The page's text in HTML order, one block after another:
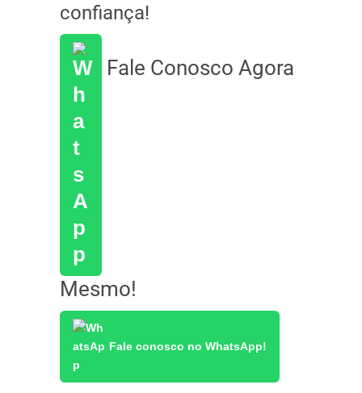
confiança!
Fale Conosco Agora
Mesmo!
Fale conosco no WhatsApp!